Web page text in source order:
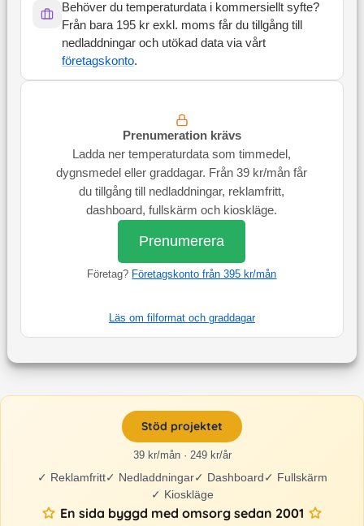
Behöver du temperaturdata i kommersiellt syfte?
Från bara 195 kr exkl. moms får du tillgång till
nedladdningar och utökad data via vårt
företagskonto.
Prenumeration krävs
Ladda ner temperaturdata som timmedel,
dygnsmedel eller graddagar. Från 39 kr/mån får
du tillgång till nedladdningar, reklamfritt,
dashboard, fullskärm och kioskläge.
Prenumerera
Företag? Företagskonto från 395 kr/mån
Läs om filformat och graddagar
Stöd projektet
39 kr/mån · 249 kr/år
✓ Reklamfritt✓ Nedladdningar✓ Dashboard✓ Fullskärm
✓ Kioskläge
En sida byggd med omsorg sedan 2001